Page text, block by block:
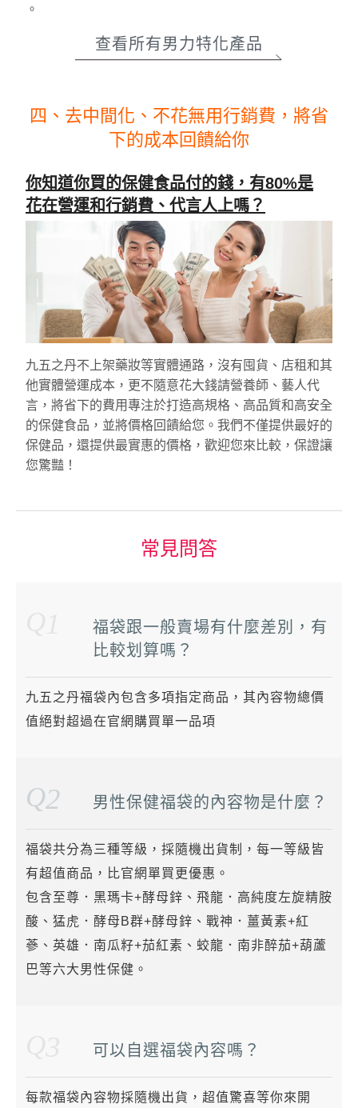
。
查看所有男力特化產品
四、去中間化、不花無用行銷費，將省
下的成本回饋給你
你知道你買的保健食品付的錢，有80%是
花在營運和行銷費、代言人上嗎？
九五之丹不上架藥妝等實體通路，沒有囤貨、店租和其
他實體營運成本，更不隨意花大錢請營養師、藝人代
言，將省下的費用專注於打造高規格、高品質和高安全
的保健食品，並將價格回饋給您。我們不僅提供最好的
保健品，還提供最實惠的價格，歡迎您來比較，保證讓
您驚豔！
常見問答
福袋跟一般賣場有什麼差別，有
比較划算嗎？
九五之丹福袋內包含多項指定商品，其內容物總價
值絕對超過在官網購買單一品項
Q2 男性保健福袋的內容物是什麼？
福袋共分為三種等級，採隨機出貨制，每一等級皆
有超值商品，比官網單買更優惠。
包含至尊．黑瑪卡+酵母鋅、飛龍．高純度左旋精胺
酸、猛虎．酵母B群+酵母鋅、戰神．薑黃素+紅
蔘、英雄．南瓜籽+茄紅素、蛟龍．南非醉茄+葫蘆
巴等六大男性保健。
可以自選福袋內容嗎？
每款福袋內容物採隨機出貨，超值驚喜等你來開